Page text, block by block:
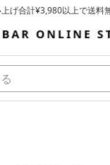
げ合計¥3,980以上で送料
安に順次発送（一部お取り